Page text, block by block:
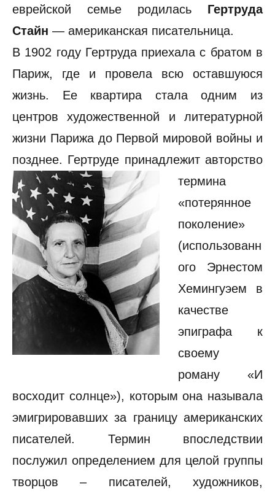
еврейской семье родилась Гертруда
Стайн — американская писательница.
В 1902 году Гертруда приехала с братом в
Париж, где и провела всю оставшуюся
жизнь. Ее квартира стала одним из
центров художественной и литературной
жизни Парижа до Первой мировой войны и
позднее. Гертруде принадлежит авторство
термина
«потерянное
поколение»
(использованн
ого Эрнестом
Хемингуэем в
качестве
эпиграфа к
своему
роману «И
восходит солнце»), которым она называла
эмигрировавших за границу американских
писателей. Термин впоследствии
послужил определением для целой группы
творцов – писателей, художников,